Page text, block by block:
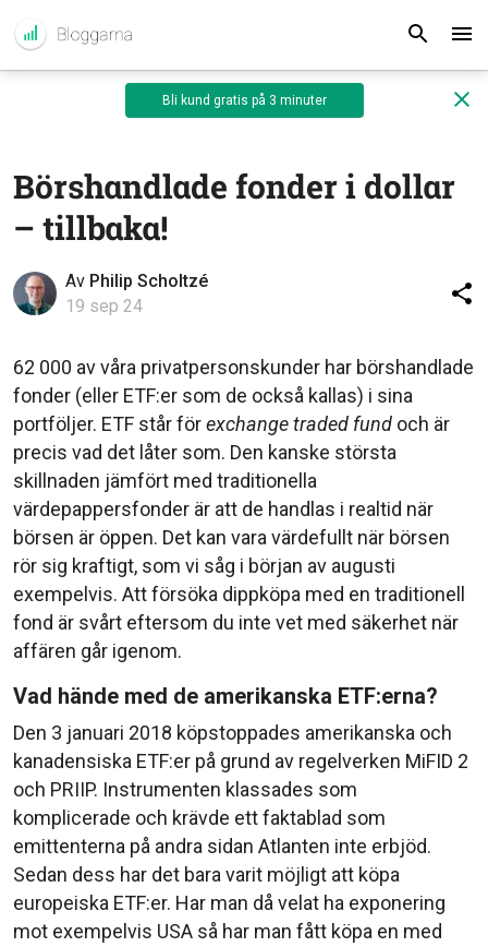
Bli kund gratis på 3 minuter
Börshandlade fonder i dollar
– tillbaka!
Av Philip Scholtzé
19 sep 24
62 000 av våra privatpersonskunder har börshandlade
fonder (eller ETF:er som de också kallas) i sina
portföljer. ETF står förexchange traded fund och är
precis vad det låter som. Den kanske största
skillnaden jämfört med traditionella
värdepappersfonder är att de handlas i realtid när
börsen är öppen. Det kan vara värdefullt när börsen
rör sig kraftigt, som vi såg i början av augusti
exempelvis. Att försöka dippköpa med en traditionell
fond är svårt eftersom du inte vet med säkerhet när
affären går igenom.
Vad hände med de amerikanska ETF:erna?
Den 3 januari 2018 köpstoppades amerikanska och
kanadensiska ETF:er på grund av regelverken MiFID 2
och PRIIP. Instrumenten klassades som
komplicerade och krävde ett faktablad som
emittenterna på andra sidan Atlanten inte erbjöd.
Sedan dess har det bara varit möjligt att köpa
europeiska ETF:er. Har man då velat ha exponering
mot exempelvis USA så har man fått köpa en med